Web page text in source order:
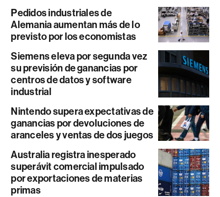
Pedidos industriales de
Alemania aumentan más de lo
previsto por los economistas
Siemens eleva por segunda vez
su previsión de ganancias por
centros de datos y software
industrial
Nintendo supera expectativas de
ganancias por devoluciones de
aranceles y ventas de dos juegos
Australia registra inesperado
superávit comercial impulsado
por exportaciones de materias
primas